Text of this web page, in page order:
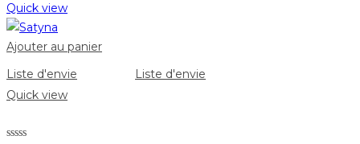
Quick view
Ajouter au panier
Liste d'envie
Liste d'envie
Quick view